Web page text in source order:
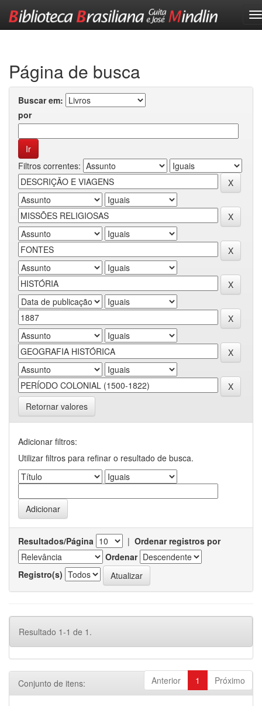
Página de busca
Buscar em:
por
Filtros correntes:
Retornar valores
Adicionar filtros:
Utilizar filtros para refinar o resultado de busca.
Resultados/Página | Ordenar registros por
Ordenar
Registro(s)
Resultado 1-1 de 1.
Anterior 1 Próximo
Conjunto de itens: